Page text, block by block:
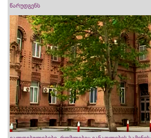
წარუდგენს